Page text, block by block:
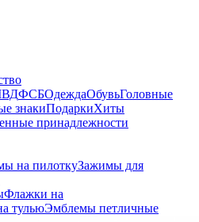
ФСБОдеждаОбувьГоловные
знакиПодаркиХиты
принадлежности
на пилоткуЗажимы для
Флажки на
тульюЭмблемы петличные